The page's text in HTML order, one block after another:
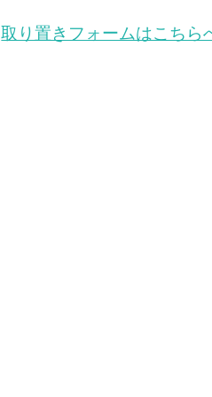
取り置きフォームはこちら